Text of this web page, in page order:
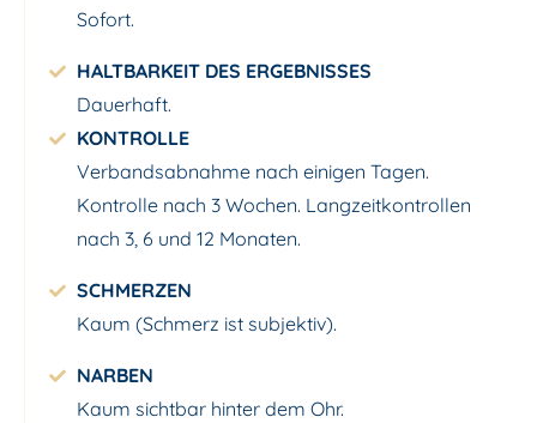
Sofort.
HALTBARKEIT DES ERGEBNISSES
Dauerhaft.
KONTROLLE
Verbandsabnahme nach einigen Tagen.
Kontrolle nach 3 Wochen. Langzeitkontrollen
nach 3, 6 und 12 Monaten.
SCHMERZEN
Kaum (Schmerz ist subjektiv).
NARBEN
Kaum sichtbar hinter dem Ohr.